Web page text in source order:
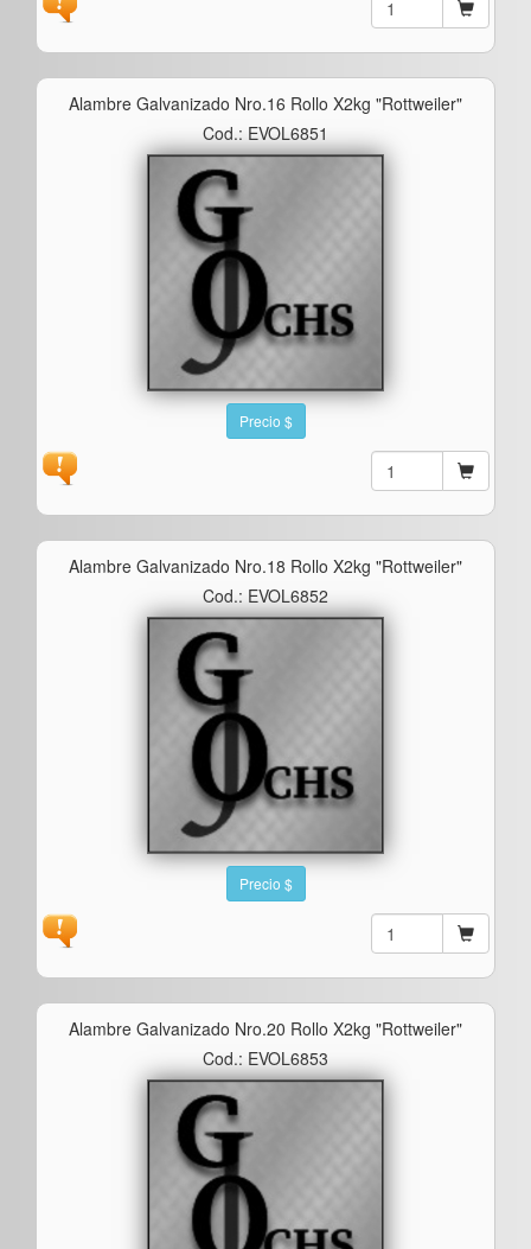
Alambre Galvanizado Nro.16 Rollo X2kg "rottweiler"
Cod.: EVOL6851
Precio $
Alambre Galvanizado Nro.18 Rollo X2kg "rottweiler"
Cod.: EVOL6852
Precio $
Alambre Galvanizado Nro.20 Rollo X2kg "rottweiler"
Cod.: EVOL6853